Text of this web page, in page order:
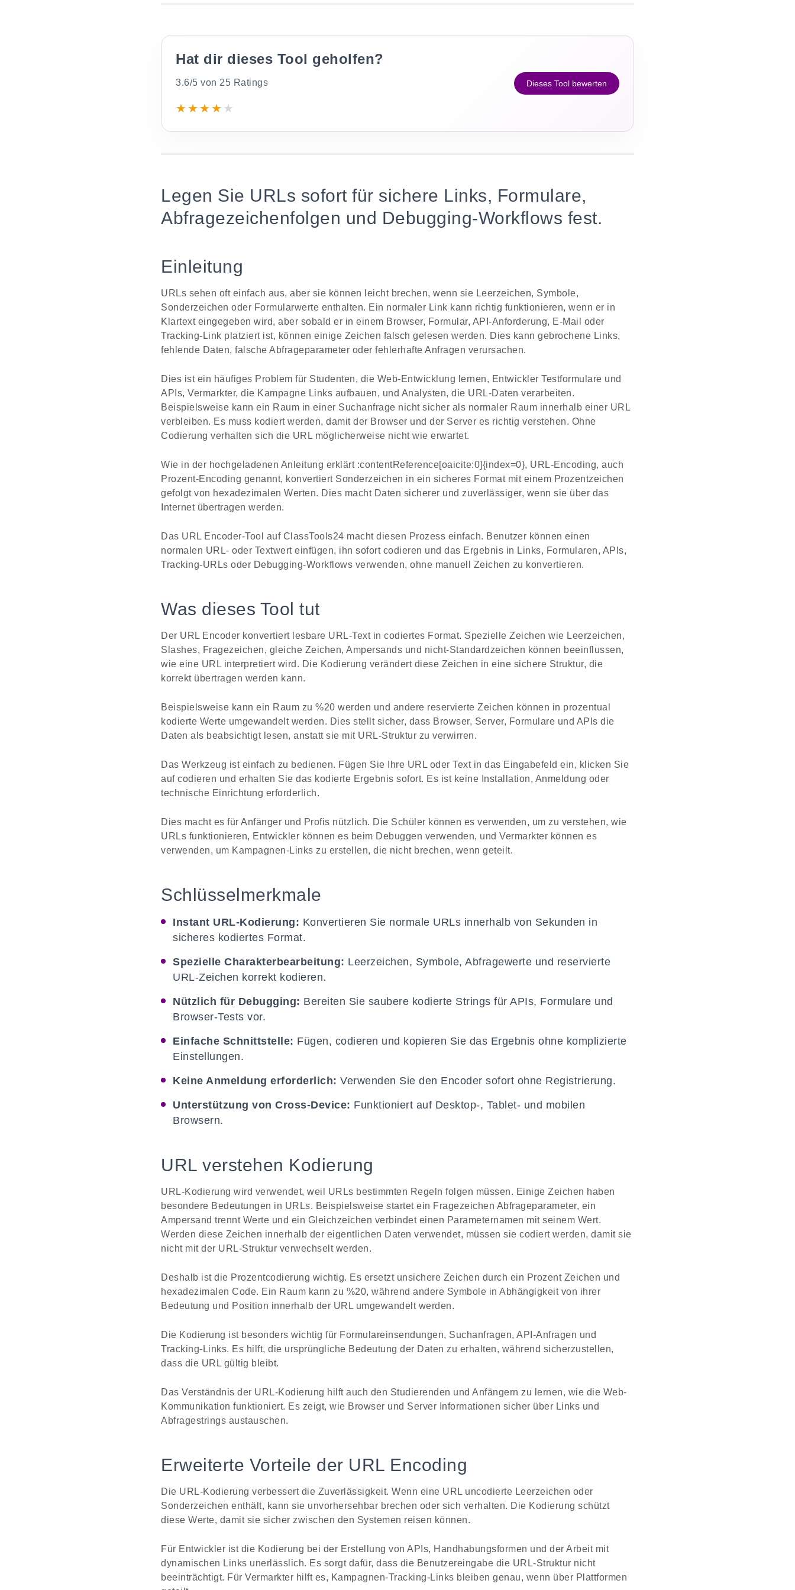
Hat dir dieses Tool geholfen?
3.6/5 von 25 Ratings
★★★★ ★
Dieses Tool bewerten
Legen Sie URLs sofort für sichere Links, Formulare,
Abfragezeichenfolgen und Debugging-Workflows fest.
Einleitung
URLs sehen oft einfach aus, aber sie können leicht brechen, wenn sie Leerzeichen, Symbole,
Sonderzeichen oder Formularwerte enthalten. Ein normaler Link kann richtig funktionieren, wenn er in
Klartext eingegeben wird, aber sobald er in einem Browser, Formular, API-Anforderung, E-Mail oder
Tracking-Link platziert ist, können einige Zeichen falsch gelesen werden. Dies kann gebrochene Links,
fehlende Daten, falsche Abfrageparameter oder fehlerhafte Anfragen verursachen.
Dies ist ein häufiges Problem für Studenten, die Web-Entwicklung lernen, Entwickler Testformulare und
APIs, Vermarkter, die Kampagne Links aufbauen, und Analysten, die URL-Daten verarbeiten.
Beispielsweise kann ein Raum in einer Suchanfrage nicht sicher als normaler Raum innerhalb einer URL
verbleiben. Es muss kodiert werden, damit der Browser und der Server es richtig verstehen. Ohne
Codierung verhalten sich die URL möglicherweise nicht wie erwartet.
Wie in der hochgeladenen Anleitung erklärt :contentReference[oaicite:0]{index=0}, URL-Encoding, auch
Prozent-Encoding genannt, konvertiert Sonderzeichen in ein sicheres Format mit einem Prozentzeichen
gefolgt von hexadezimalen Werten. Dies macht Daten sicherer und zuverlässiger, wenn sie über das
Internet übertragen werden.
Das URL Encoder-Tool auf ClassTools24 macht diesen Prozess einfach. Benutzer können einen
normalen URL- oder Textwert einfügen, ihn sofort codieren und das Ergebnis in Links, Formularen, APIs,
Tracking-URLs oder Debugging-Workflows verwenden, ohne manuell Zeichen zu konvertieren.
Was dieses Tool tut
Der URL Encoder konvertiert lesbare URL-Text in codiertes Format. Spezielle Zeichen wie Leerzeichen,
Slashes, Fragezeichen, gleiche Zeichen, Ampersands und nicht-Standardzeichen können beeinflussen,
wie eine URL interpretiert wird. Die Kodierung verändert diese Zeichen in eine sichere Struktur, die
korrekt übertragen werden kann.
Beispielsweise kann ein Raum zu %20 werden und andere reservierte Zeichen können in prozentual
kodierte Werte umgewandelt werden. Dies stellt sicher, dass Browser, Server, Formulare und APIs die
Daten als beabsichtigt lesen, anstatt sie mit URL-Struktur zu verwirren.
Das Werkzeug ist einfach zu bedienen. Fügen Sie Ihre URL oder Text in das Eingabefeld ein, klicken Sie
auf codieren und erhalten Sie das kodierte Ergebnis sofort. Es ist keine Installation, Anmeldung oder
technische Einrichtung erforderlich.
Dies macht es für Anfänger und Profis nützlich. Die Schüler können es verwenden, um zu verstehen, wie
URLs funktionieren, Entwickler können es beim Debuggen verwenden, und Vermarkter können es
verwenden, um Kampagnen-Links zu erstellen, die nicht brechen, wenn geteilt.
Schlüsselmerkmale
Instant URL-Kodierung: Konvertieren Sie normale URLs innerhalb von Sekunden in
sicheres kodiertes Format.
Spezielle Charakterbearbeitung: Leerzeichen, Symbole, Abfragewerte und reservierte
URL-Zeichen korrekt kodieren.
Nützlich für Debugging: Bereiten Sie saubere kodierte Strings für APIs, Formulare und
Browser-Tests vor.
Einfache Schnittstelle: Fügen, codieren und kopieren Sie das Ergebnis ohne komplizierte
Einstellungen.
Keine Anmeldung erforderlich: Verwenden Sie den Encoder sofort ohne Registrierung.
Unterstützung von Cross-Device: Funktioniert auf Desktop-, Tablet- und mobilen
Browsern.
URL verstehen Kodierung
URL-Kodierung wird verwendet, weil URLs bestimmten Regeln folgen müssen. Einige Zeichen haben
besondere Bedeutungen in URLs. Beispielsweise startet ein Fragezeichen Abfrageparameter, ein
Ampersand trennt Werte und ein Gleichzeichen verbindet einen Parameternamen mit seinem Wert.
Werden diese Zeichen innerhalb der eigentlichen Daten verwendet, müssen sie codiert werden, damit sie
nicht mit der URL-Struktur verwechselt werden.
Deshalb ist die Prozentcodierung wichtig. Es ersetzt unsichere Zeichen durch ein Prozent Zeichen und
hexadezimalen Code. Ein Raum kann zu %20, während andere Symbole in Abhängigkeit von ihrer
Bedeutung und Position innerhalb der URL umgewandelt werden.
Die Kodierung ist besonders wichtig für Formulareinsendungen, Suchanfragen, API-Anfragen und
Tracking-Links. Es hilft, die ursprüngliche Bedeutung der Daten zu erhalten, während sicherzustellen,
dass die URL gültig bleibt.
Das Verständnis der URL-Kodierung hilft auch den Studierenden und Anfängern zu lernen, wie die Web-
Kommunikation funktioniert. Es zeigt, wie Browser und Server Informationen sicher über Links und
Abfragestrings austauschen.
Erweiterte Vorteile der URL Encoding
Die URL-Kodierung verbessert die Zuverlässigkeit. Wenn eine URL uncodierte Leerzeichen oder
Sonderzeichen enthält, kann sie unvorhersehbar brechen oder sich verhalten. Die Kodierung schützt
diese Werte, damit sie sicher zwischen den Systemen reisen können.
Für Entwickler ist die Kodierung bei der Erstellung von APIs, Handhabungsformen und der Arbeit mit
dynamischen Links unerlässlich. Es sorgt dafür, dass die Benutzereingabe die URL-Struktur nicht
beeinträchtigt. Für Vermarkter hilft es, Kampagnen-Tracking-Links bleiben genau, wenn über Plattformen